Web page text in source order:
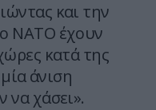
και την
ΝΑΤΟ έχουν
κατά της
άνιση
να χάσει».